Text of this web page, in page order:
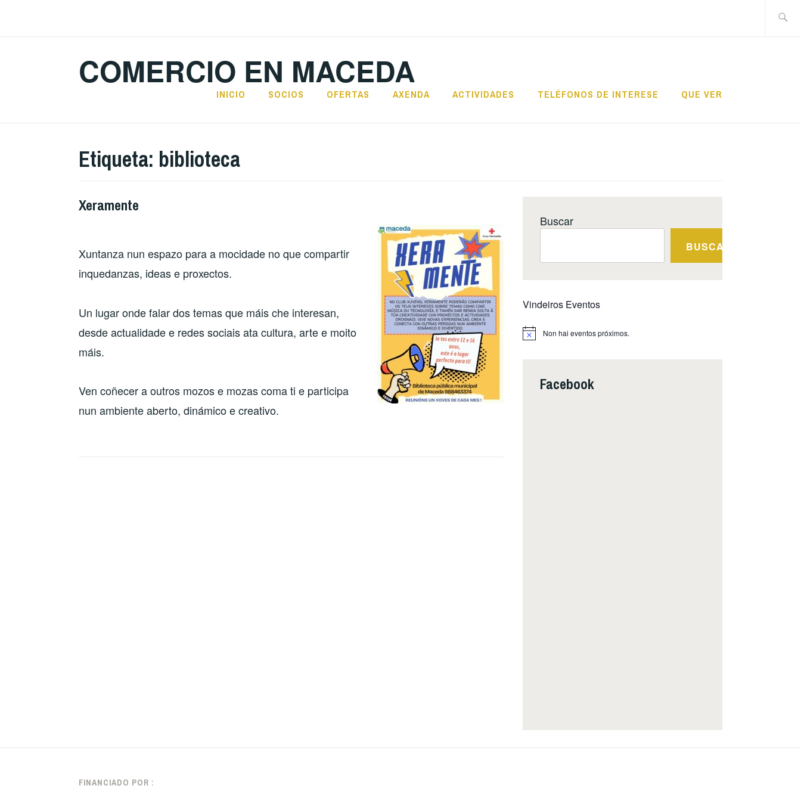
COMERCIO EN MACEDA
INICIO SOCIOS OFERTAS AXENDA ACTIVIDADES TELÉFONOS DE INTERESE QUE VER
Etiqueta: biblioteca
Xeramente
Xuntanza nun espazo para a mocidade no que compartir
inquedanzas, ideas e proxectos.
Un lugar onde falar dos temas que máis che interesan,
desde actualidade e redes sociais ata cultura, arte e moito
máis.
Ven coñecer a outros mozos e mozas coma ti e participa
nun ambiente aberto, dinámico e creativo.
Buscar
BUSCAR
Vindeiros Eventos
Notice Non hai eventos próximos.
Facebook
FINANCIADO POR :